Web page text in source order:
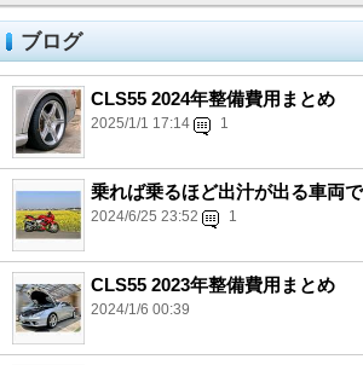
ブログ
CLS55 2024年整備費用まとめ
2025/1/1 17:14 1
乗れば乗るほど出汁が出る車両
2024/6/25 23:52 1
CLS55 2023年整備費用まとめ
2024/1/6 00:39